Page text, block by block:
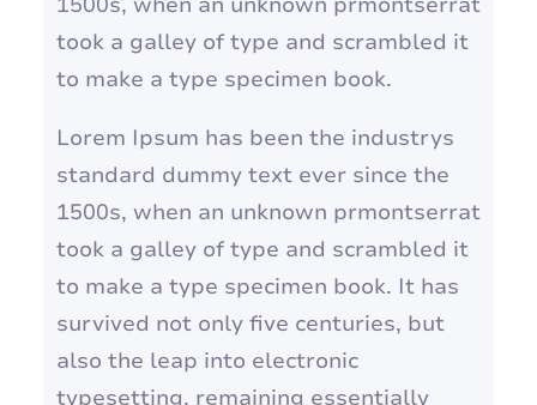
r
took a galley of type and scrambled it
to make a type specimen book.
Lorem Ipsum has been the industrys
standard dummy text ever since the
1500s, when an unknown prmontserrat
took a galley of type and scrambled it
to make a type specimen book. It has
survived not only five centuries, but
also the leap into electronic
typesetting, remaining essentially